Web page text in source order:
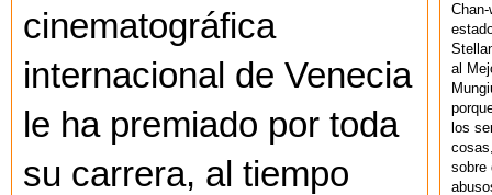
cinematográfica
internacional de Venecia
le ha premiado por toda
su carrera, al tiempo
al
los
sobre